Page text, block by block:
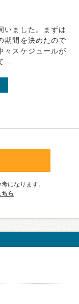
いました。まずは
期間を決めたので
々スケジュールが
...
になります。
ら